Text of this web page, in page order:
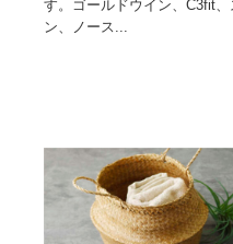
す。ゴールドウイン、C3fit
ン、ノース...